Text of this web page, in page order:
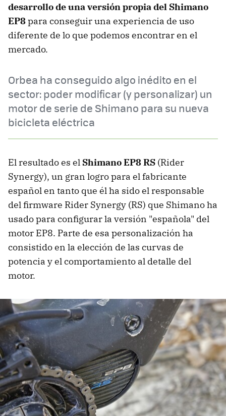
desarrollo de una versión propia del Shimano
EP8para conseguir una experiencia de uso
diferente de lo que podemos encontrar en el
mercado.
Orbea ha conseguido algo inédito en el
sector: poder modificar (y personalizar) un
motor de serie de Shimano para su nueva
bicicleta eléctrica
El resultado es el Shimano EP8 RS (Rider
Synergy), un gran logro para el fabricante
español en tanto que él ha sido el responsable
del firmware Rider Synergy (RS) que Shimano ha
usado para configurar la versión "española" del
motor EP8. Parte de esa personalización ha
consistido en la elección de las curvas de
potencia y el comportamiento al detalle del
motor.